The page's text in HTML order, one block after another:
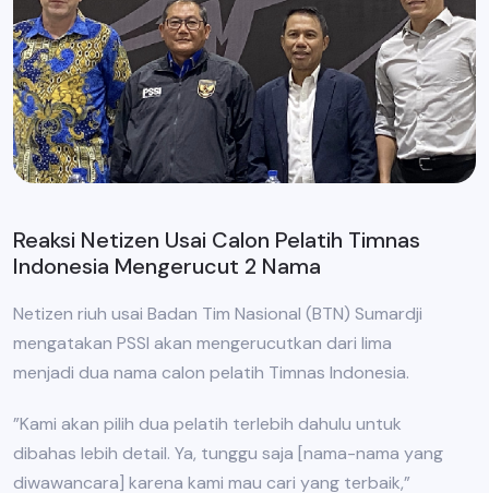
Reaksi Netizen Usai Calon Pelatih Timnas
Indonesia Mengerucut 2 Nama
Netizen riuh usai Badan Tim Nasional (BTN) Sumardji
mengatakan PSSI akan mengerucutkan dari lima
menjadi dua nama calon pelatih Timnas Indonesia.
”Kami akan pilih dua pelatih terlebih dahulu untuk
dibahas lebih detail. Ya, tunggu saja [nama-nama yang
diwawancara] karena kami mau cari yang terbaik,”